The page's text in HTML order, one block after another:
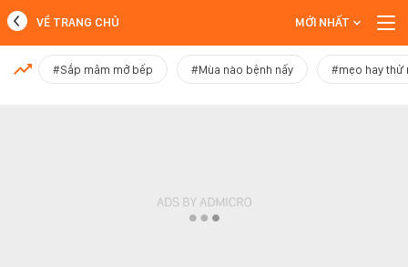
MỚI NHẤT
VỀ TRANG CHỦ MỚI NHẤT
#Sắp mâm mở bếp #Mùa nào bệnh nấy #mẹo hay thử